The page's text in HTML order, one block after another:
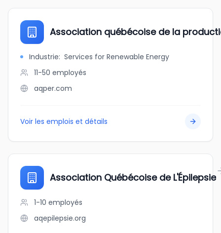
Association québécoise de la
Industrie: Services for Renewable Energy
11-50 employés
aqper.com
Voir les emplois et détails
Association Québécoise de L'Épilepsie
1-10 employés
aqepilepsie.org